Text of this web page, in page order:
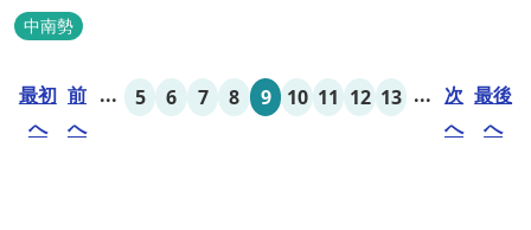
を楽しむことができる里山庭園です。 広さ約70,000㎡の園内に
は、里山の起伏のある地形を生かした「森のエリア」と四季の花々
のっぽの...
中南勢
最初
へ
前
へ
... 5 6 7 8 9 10 11 12 13 ... 次
へ
最後
へ